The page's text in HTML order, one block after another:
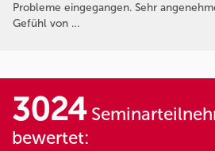
Probleme eingegangen. Sehr
Gefühl von …
3024
bewertet: